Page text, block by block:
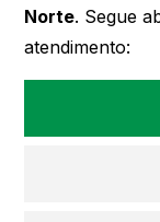
Norte. Segue
atendimento: